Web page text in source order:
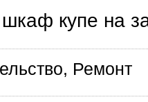
купе на
Ремонт